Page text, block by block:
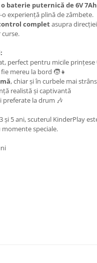
baterie puternică de 6V 7Ah
experiență plină de zâmbete.
completasupra
perfect pentru micile prințese
mereu la bord 🧒👧
, chiar și în curbele mai
realistă și captivantă
preferate la drum 🎶
5 ani, scuterul KinderPlay
speciale.